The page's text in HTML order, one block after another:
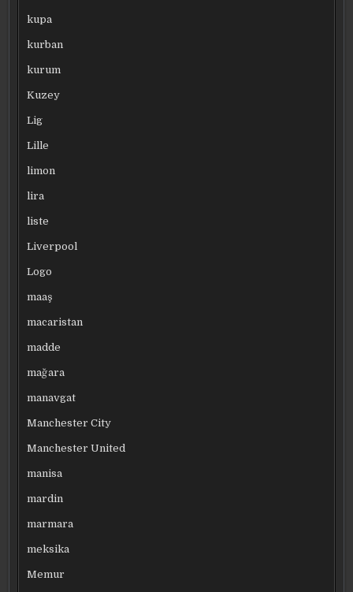
kupa
kurban
kurum
Kuzey
Lig
Lille
limon
lira
liste
Liverpool
Logo
maaş
macaristan
madde
mağara
manavgat
Manchester City
Manchester United
manisa
mardin
marmara
meksika
Memur